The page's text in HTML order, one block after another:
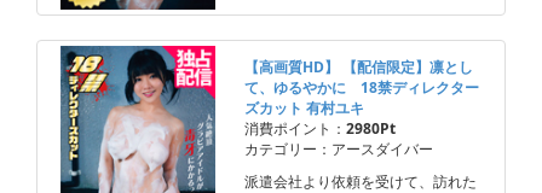
【高画質HD】 【配信限定】凛とし
て、ゆるやかに 18禁ディレクター
ズカット 有村ユキ
消費ポイント： 2980Pt
カテゴリー：アースダイバー
派遣会社より依頼を受けて、訪れた